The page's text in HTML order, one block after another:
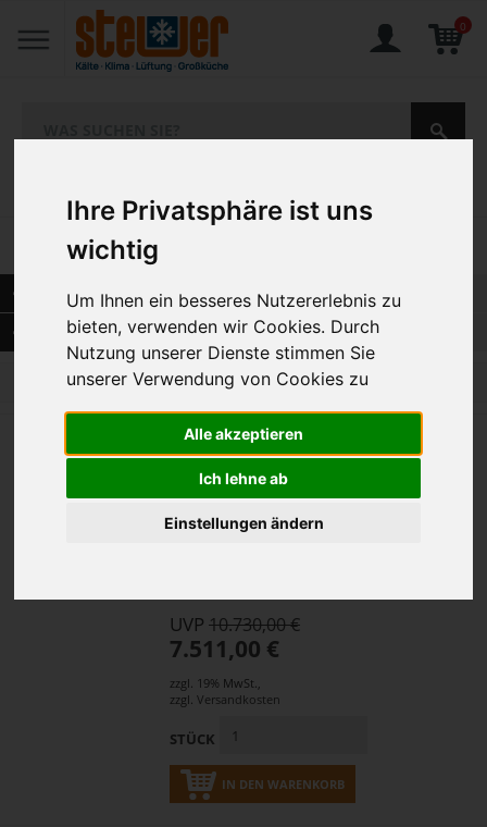
Ihre Privatsphäre ist uns
wichtig
Um Ihnen ein besseres Nutzererlebnis zu
bieten, verwenden wir Cookies. Durch
Nutzung unserer Dienste stimmen Sie
unserer Verwendung von Cookies zu
Alle akzeptieren
Ich lehne ab
Einstellungen ändern
0
SORTIERUNG NACH NAME
AUSWAHL VERFEINERN
1 2
Elektro-Kombidämpfer 6 x GN 1/1
Artikel-Nr.: RAT-CB1ERRA.0000002
UVP10.730,00 €
7.511,00 €
zzgl. 19% MwSt.,
zzgl.Versandkosten
STÜCK
IN DEN WARENKORB